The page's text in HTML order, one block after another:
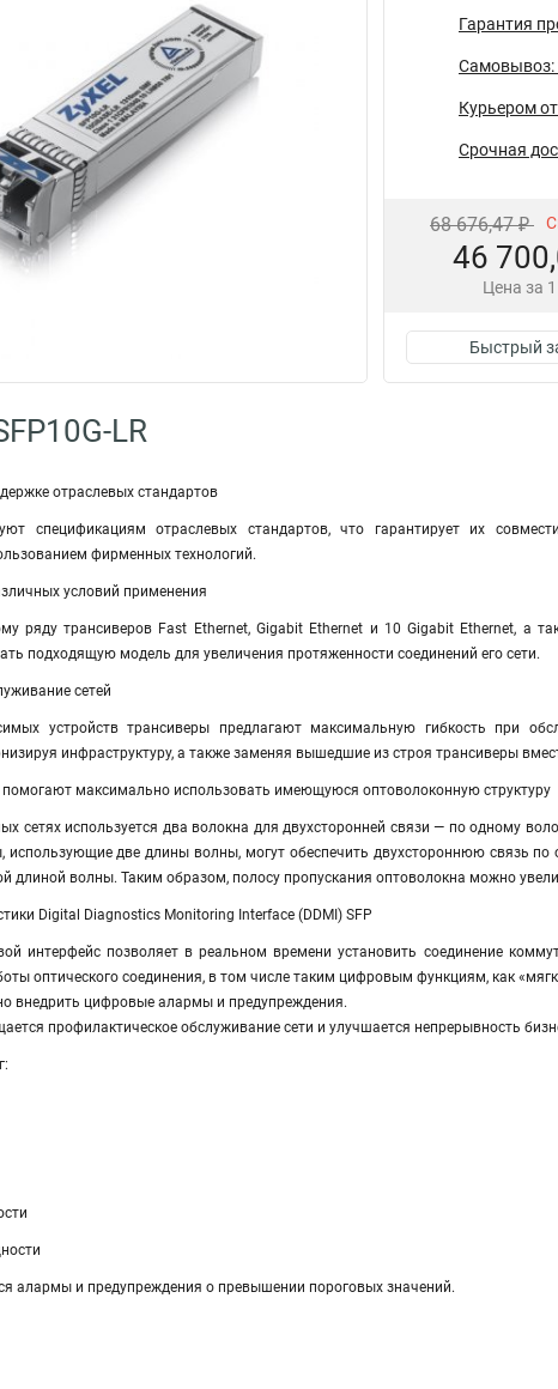
Гарантия
Самовывоз:
Курьером
Срочная
68 676,47 ₽
46
Цена за
Быстрый
LR
отраслевых стандартов
спецификациям отраслевых стандартов, что гарантирует их
фирменных технологий.
условий применения
ряду трансиверов Fast Ethernet, Gigabit Ethernet и 10 Gigabit Ethernet, а
подходящую модель для увеличения протяженности соединений его сети.
сетей
устройств трансиверы предлагают максимальную гибкость при
инфраструктуру, а также заменяя вышедшие из строя трансиверы
максимально использовать имеющуюся оптоволоконную структуру
сетях используется два волокна для двухсторонней связи — по одному
использующие две длины волны, могут обеспечить двухстороннюю связь
длиной волны. Таким образом, полосу пропускания оптоволокна можно
Digital Diagnostics Monitoring Interface (DDMI) SFP
интерфейс позволяет в реальном времени установить соединение
оптического соединения, в том числе таким цифровым функциям, как
внедрить цифровые алармы и предупреждения.
профилактическое обслуживание сети и улучшается непрерывность
алармы и предупреждения о превышении пороговых значений.